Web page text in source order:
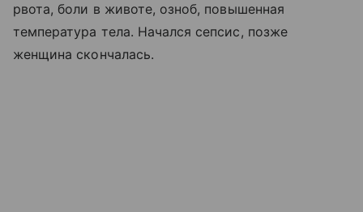
рвота, боли в животе, озноб, повышенная
температура тела. Начался сепсис, позже
женщина скончалась.